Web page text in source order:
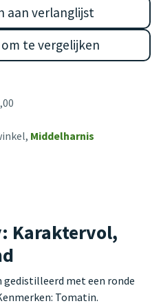
te vergelijken
aan verlanglijst
Middelharnis
Karaktervol,
gedistilleerd met een ronde
Tomatin.